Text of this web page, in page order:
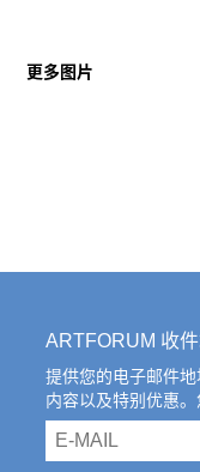
更多图片
ARTFORUM 收
提供您的电子邮件
内容以及特别优惠。
email